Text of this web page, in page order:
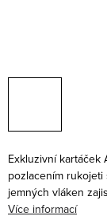
Exkluzivní kartáček
pozlacením
jemných vláken
Více informací